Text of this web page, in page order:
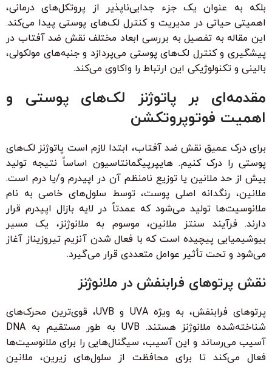
بلکه به عنوان یک جزء جدایی‌ناپذیر از پروتکل‌های درمانی،
اهمیتی حیاتی در مدیریت و کنترل لک‌های پوستی پیدا می‌کند.
این مقاله به تفصیل به بررسی ابعاد مختلف نقش ضد آفتاب در
پیشگیری و کنترل لک‌های پوستی می‌پردازد و جنبه‌های مولکولی،
بالینی و تکنولوژیکی این ارتباط را واکاوی می‌کند.
مقدمه‌ای بر پاتوژنز لک‌های پوستی و
اهمیت فوتوپروتکشن
برای درک عمیق نقش ضد آفتاب، ابتدا لازم است پاتوژنز لک‌های
پوستی را درک کنیم. هایپرپیگمانتاسیون اساساً نتیجه تولید
بیش از حد ملانین یا توزیع نامنظم آن در اپیدرم و/یا درم است.
ملانین، رنگدانه اصلی پوست، توسط سلول‌های خاصی به نام
ملانوسیت‌ها تولید می‌شود که عمدتاً در لایه بازال اپیدرم قرار
دارند. فرآیند سنتز ملانین، موسوم به ملانوژنز، یک مسیر
بیوشیمیایی پیچیده است که با فعال شدن آنزیم تیروزیناز آغاز
می‌شود و تحت تأثیر عوامل متعددی قرار می‌گیرد.
نقش پرتوهای فرابنفش در ملانوژنز
پرتوهای فرابنفش، به ویژه UVA و UVB، قوی‌ترین محرک‌های
شناخته‌شده ملانوژنز هستند. UVB به طور مستقیم به DNA
آسیب می‌رساند و این آسیب، سیگنال‌هایی را برای ملانوسیت‌ها
فعال می‌کند تا برای محافظت از سلول‌های زیرین، ملانین